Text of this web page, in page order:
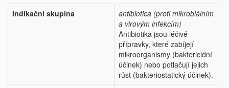
Indikační skupina
antibiotica (proti mikrobiálním
a virovým infekcím)
Antibiotika jsou léčivé
přípravky, které zabíjejí
mikroorganismy (baktericidní
účinek) nebo potlačují jejich
růst (bakteriostatický účinek).